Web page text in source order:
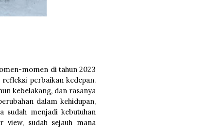
momen di tahun 2023
perbaikan kedepan.
kebelakang, dan rasanya
dalam kehidupan,
sudah menjadi kebutuhan
view, sudah sejauh mana